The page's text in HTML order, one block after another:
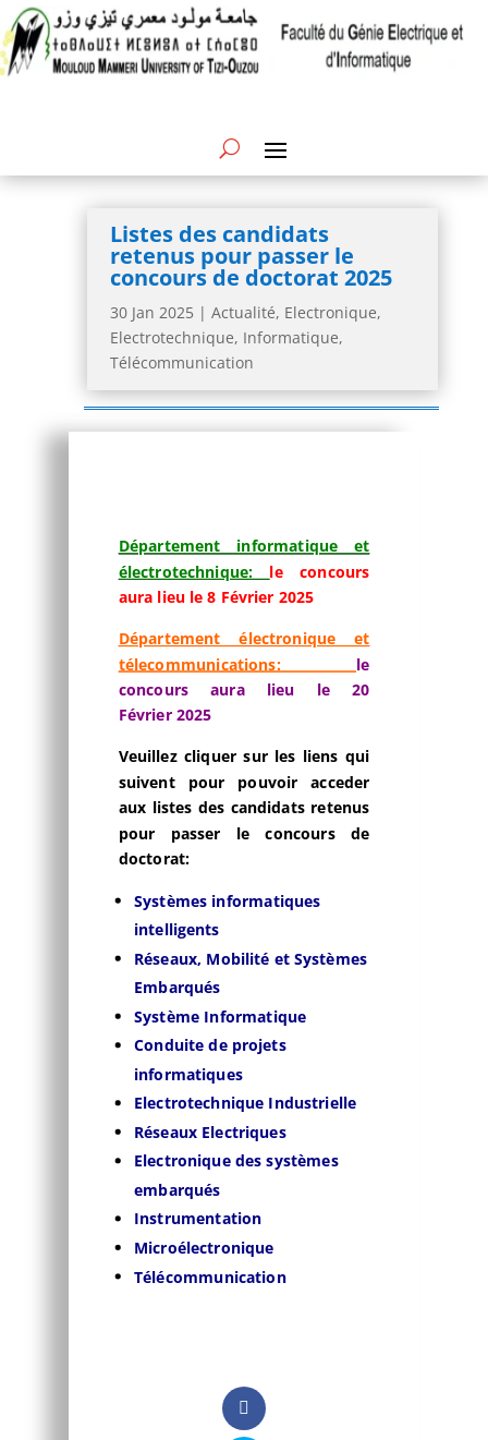
Listes des candidats
retenus pour passer le
concours de doctorat 2025
30 Jan 2025 | Actualité, Electronique,
Electrotechnique, Informatique,
Télécommunication
Département informatique et
électrotechnique: le concours
aura lieu le 8 Février 2025
Département électronique et
télecommunications:
le
concours aura lieu le 20
Février 2025
Veuillez cliquer sur les liens qui
suivent pour pouvoir acceder
aux listes des candidats retenus
pour passer le concours de
doctorat:
Systèmes informatiques
intelligents
Réseaux, Mobilité et Systèmes
Embarqués
Système Informatique
Conduite de projets
informatiques
Electrotechnique Industrielle
Réseaux Electriques
Electronique des systèmes
embarqués
Instrumentation
Microélectronique
Télécommunication